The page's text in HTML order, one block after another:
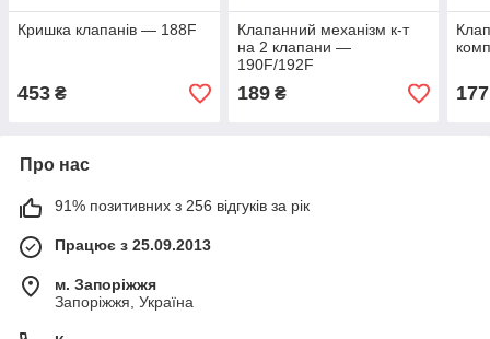
Кришка клапанів — 188F
453 ₴
Клапанний механізм к-т
на 2 клапани —
190F/192F
189₴ 177
Про нас
91% позитивних з 256 відгуків за рік
Працює з 25.09.2013
м. Запоріжжя
Запоріжжя, Україна